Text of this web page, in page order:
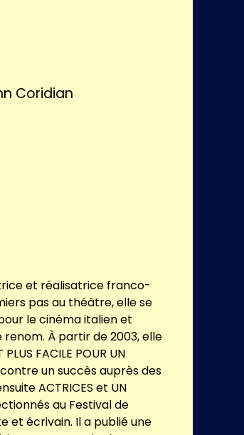
Coridian
et réalisatrice franco-
pas au théâtre, elle se
le cinéma italien et
À partir de 2003, elle
FACILE POUR UN
un succès auprès des
ACTRICES et UN
au Festival de
et écrivain. Il a publié une